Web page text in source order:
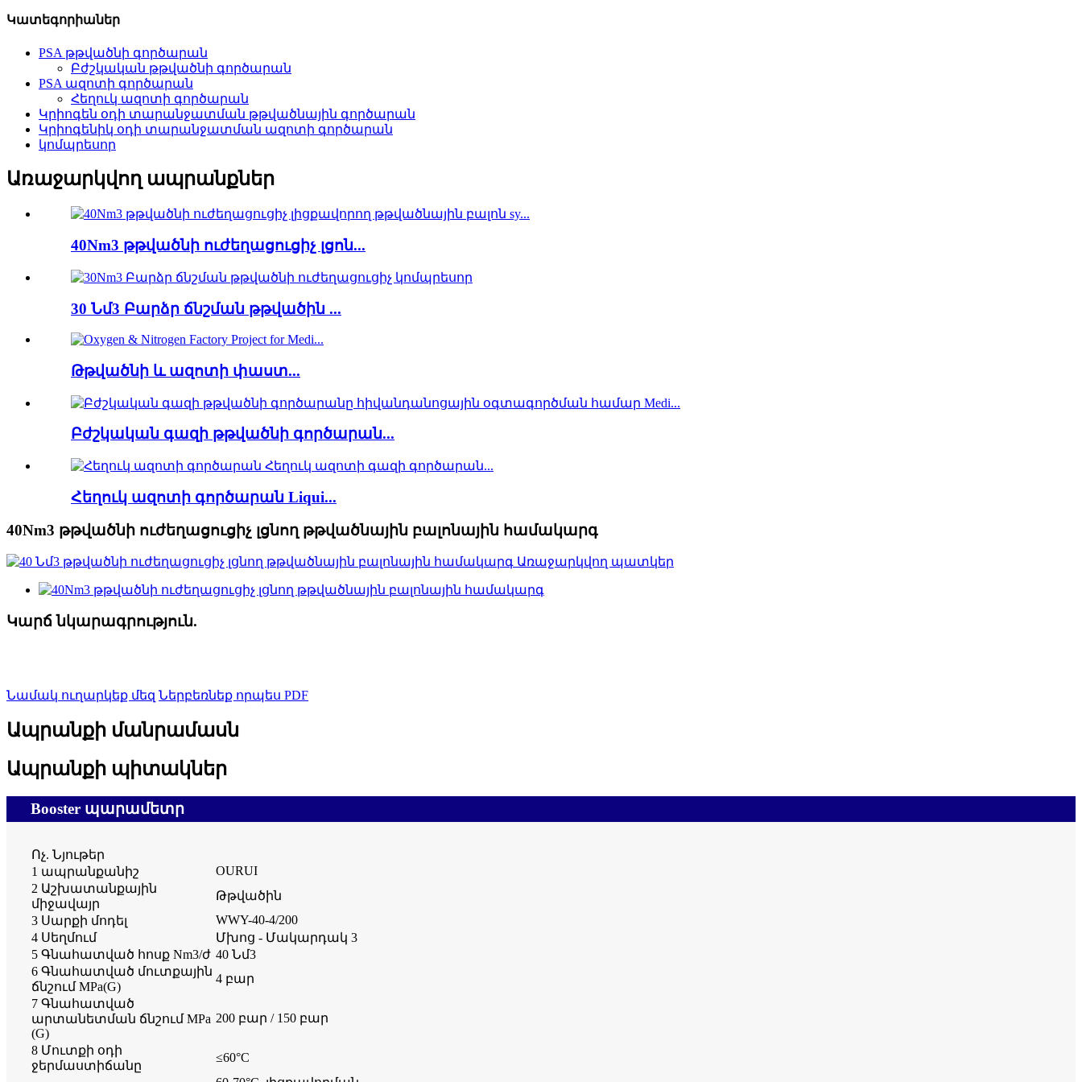
Կատեգորիաներ
PSA թթվածնի գործարան
Բժշկական թթվածնի գործարան
PSA ազոտի գործարան
Հեղուկ ազոտի գործարան
Կրիոգեն օդի տարանջատման թթվածնային գործարան
Կրիոգենիկ օդի տարանջատման ազոտի գործարան
կոմպրեսոր
Առաջարկվող ապրանքներ
40Nm3 թթվածնի ուժեղացուցիչ լցոն...
30 Նմ3 Բարձր ճնշման թթվածին ...
Թթվածնի և ազոտի փաստ...
Բժշկական գազի թթվածնի գործարան...
Հեղուկ ազոտի գործարան Liqui...
40Nm3 թթվածնի ուժեղացուցիչ լցնող թթվածնային բալոնային համակարգ
Կարճ նկարագրություն.
Նամակ ուղարկեք մեզ Ներբեռնեք որպես PDF
Ապրանքի մանրամասն
Ապրանքի պիտակներ
Booster պարամետր
Ոչ. Նյութեր
1 ապրանքանիշ
OURUI
2 Աշխատանքային
միջավայր
Թթվածին
3 Սարքի մոդել
WWY-40-4/200
4 Սեղմում
Մխոց - Մակարդակ 3
5 Գնահատված հոսք Nm3/ժ 40 Նմ3
6 Գնահատված մուտքային
ճնշում MPa(G)
4 բար
7 Գնահատված
արտանետման ճնշում MPa
(G)
200 բար / 150 բար
8 Մուտքի օդի
ջերմաստիճանը
≤60°C